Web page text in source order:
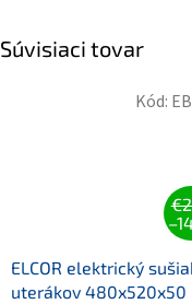
Súvisiaci tovar
ELCOR elektrický
uterákov 480x520x50
Kód: